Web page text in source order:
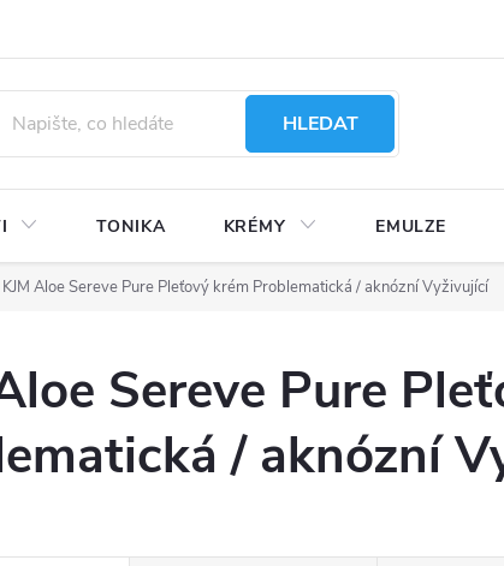
HLEDAT
TONIKA KRÉMY EMULZE
KJM Aloe Sereve Pure Pleťový krém Problematická / aknózní Vyživující
Sereve Pure
/ aknózní